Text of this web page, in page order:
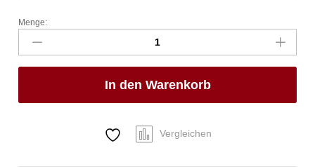
lexir
Standbatterie
1/2"
Anzahl
Menge:
In den Warenkorb
Vergleichen